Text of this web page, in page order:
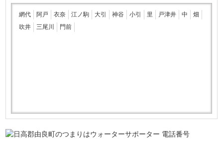
網代 阿戸 衣奈 江ノ駒 大引 神谷 小引 里 戸津井 中
畑
吹井
三尾川 門前